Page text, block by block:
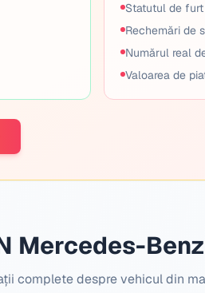
Statutul de
Rechemări de
Numărul real
Valoarea de
Mercedes-Benz
complete despre vehicul din